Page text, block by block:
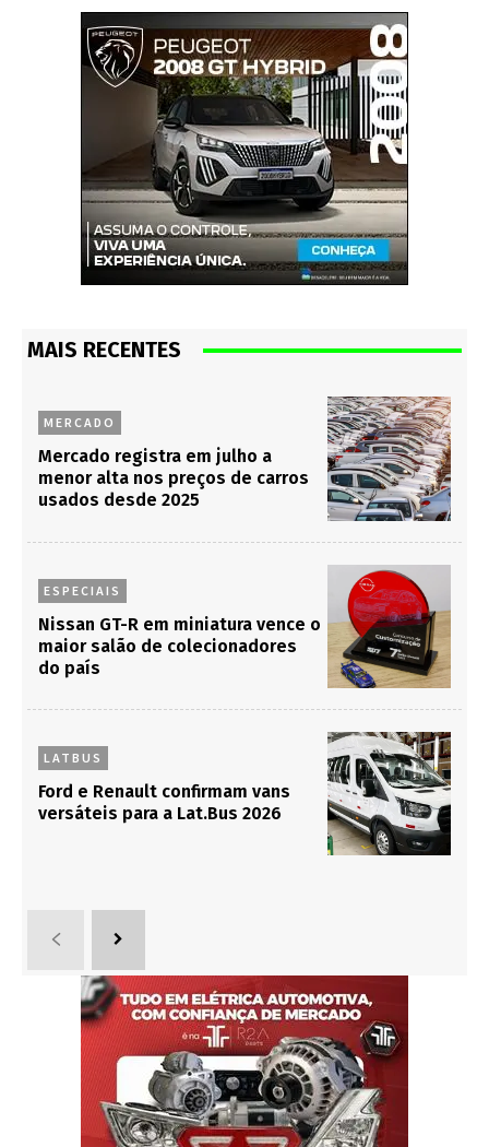
MAIS RECENTES
MERCADO
Mercado registra em julho a
menor alta nos preços de carros
usados desde 2025
ESPECIAIS
Nissan GT-R em miniatura vence o
maior salão de colecionadores
do país
LATBUS
Ford e Renault confirmam vans
versáteis para a Lat.Bus 2026